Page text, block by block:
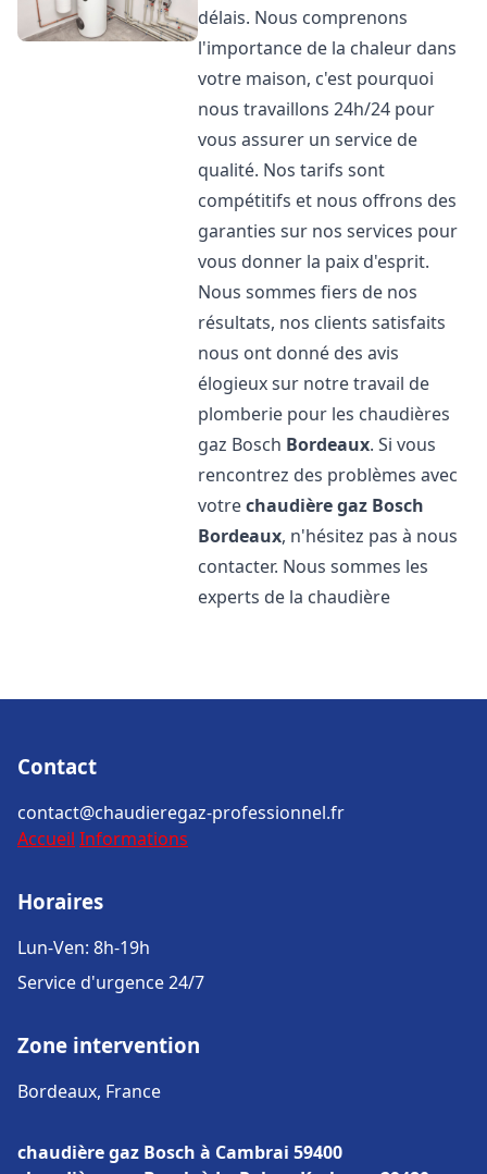
délais. Nous comprenons
l'importance de la chaleur dans
votre maison, c'est pourquoi
nous travaillons 24h/24 pour
vous assurer un service de
qualité. Nos tarifs sont
compétitifs et nous offrons des
garanties sur nos services pour
vous donner la paix d'esprit.
Nous sommes fiers de nos
résultats, nos clients satisfaits
nous ont donné des avis
élogieux sur notre travail de
plomberie pour les chaudières
gaz Bosch Bordeaux. Si vous
rencontrez des problèmes avec
votrechaudière gaz Bosch
Bordeaux, n'hésitez pas à nous
contacter. Nous sommes les
experts de la chaudière
Contact
contact@chaudieregaz-professionnel.fr
Accueil Informations
Horaires
Lun-Ven: 8h-19h
Service d'urgence 24/7
Zone intervention
Bordeaux, France
chaudière gaz Bosch à Cambrai 59400